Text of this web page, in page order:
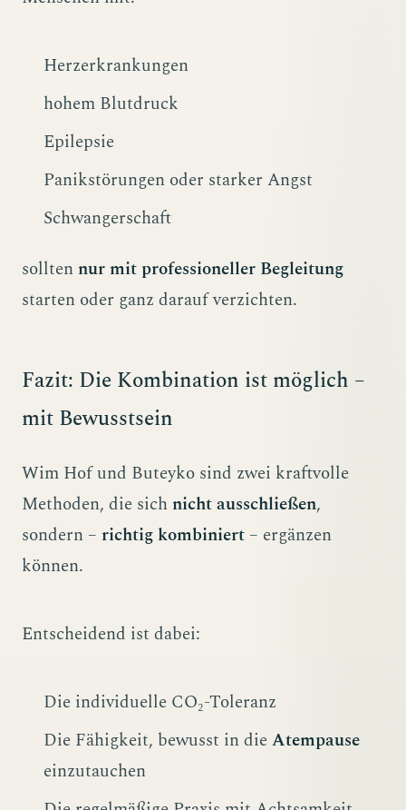
Herzerkrankungen
hohem Blutdruck
Epilepsie
Panikstörungen oder starker Angst
Schwangerschaft
sollten nur mit professioneller Begleitung
starten oder ganz darauf verzichten.
Fazit: Die Kombination ist möglich –
mit Bewusstsein
Wim Hof und Buteyko sind zwei kraftvolle
Methoden, die sich nicht ausschließen,
sondern – richtig kombiniert – ergänzen
können.
Entscheidend ist dabei:
Die individuelle CO₂-Toleranz
Die Fähigkeit, bewusst in dieAtempause
einzutauchen